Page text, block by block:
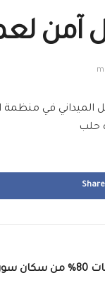
آمن
الميداني في
حلب
Share
2014